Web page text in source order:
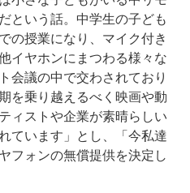
という話。中学生の子ども
の授業になり、マイク付き
イヤホンにまつわる様々な
会議の中で交わされており
を乗り越えるべく映画や動
ィストや企業が素晴らしい
ています」とし、「今私達
フォンの無償提供を決定し